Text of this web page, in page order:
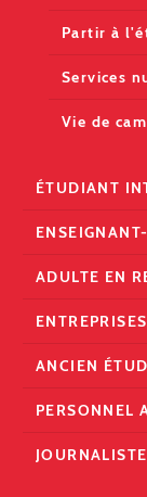
Partir à
Services
Vie de
ÉTUDIANT
ADULTE EN
ANCIEN
PERSONNEL
JOURNALISTE